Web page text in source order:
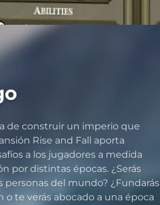
de construir un imperio que
Rise and Fall aporta
a los jugadores a medida
por distintas épocas. ¿Serás
personas del mundo? ¿Fundarás
o te verás abocado a una época